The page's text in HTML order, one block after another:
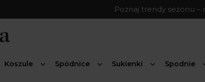
Poznaj trendy sezonu –
Koszule Spódnice Sukienki Spodnie